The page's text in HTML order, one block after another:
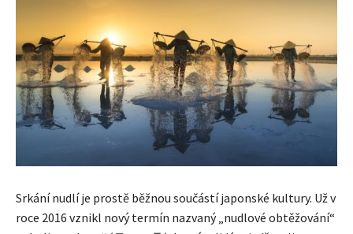
Srkání nudlí je prostě běžnou součástí japonské kultury. Už v
roce 2016 vznikl nový termín nazvaný „nudlové obtěžování“